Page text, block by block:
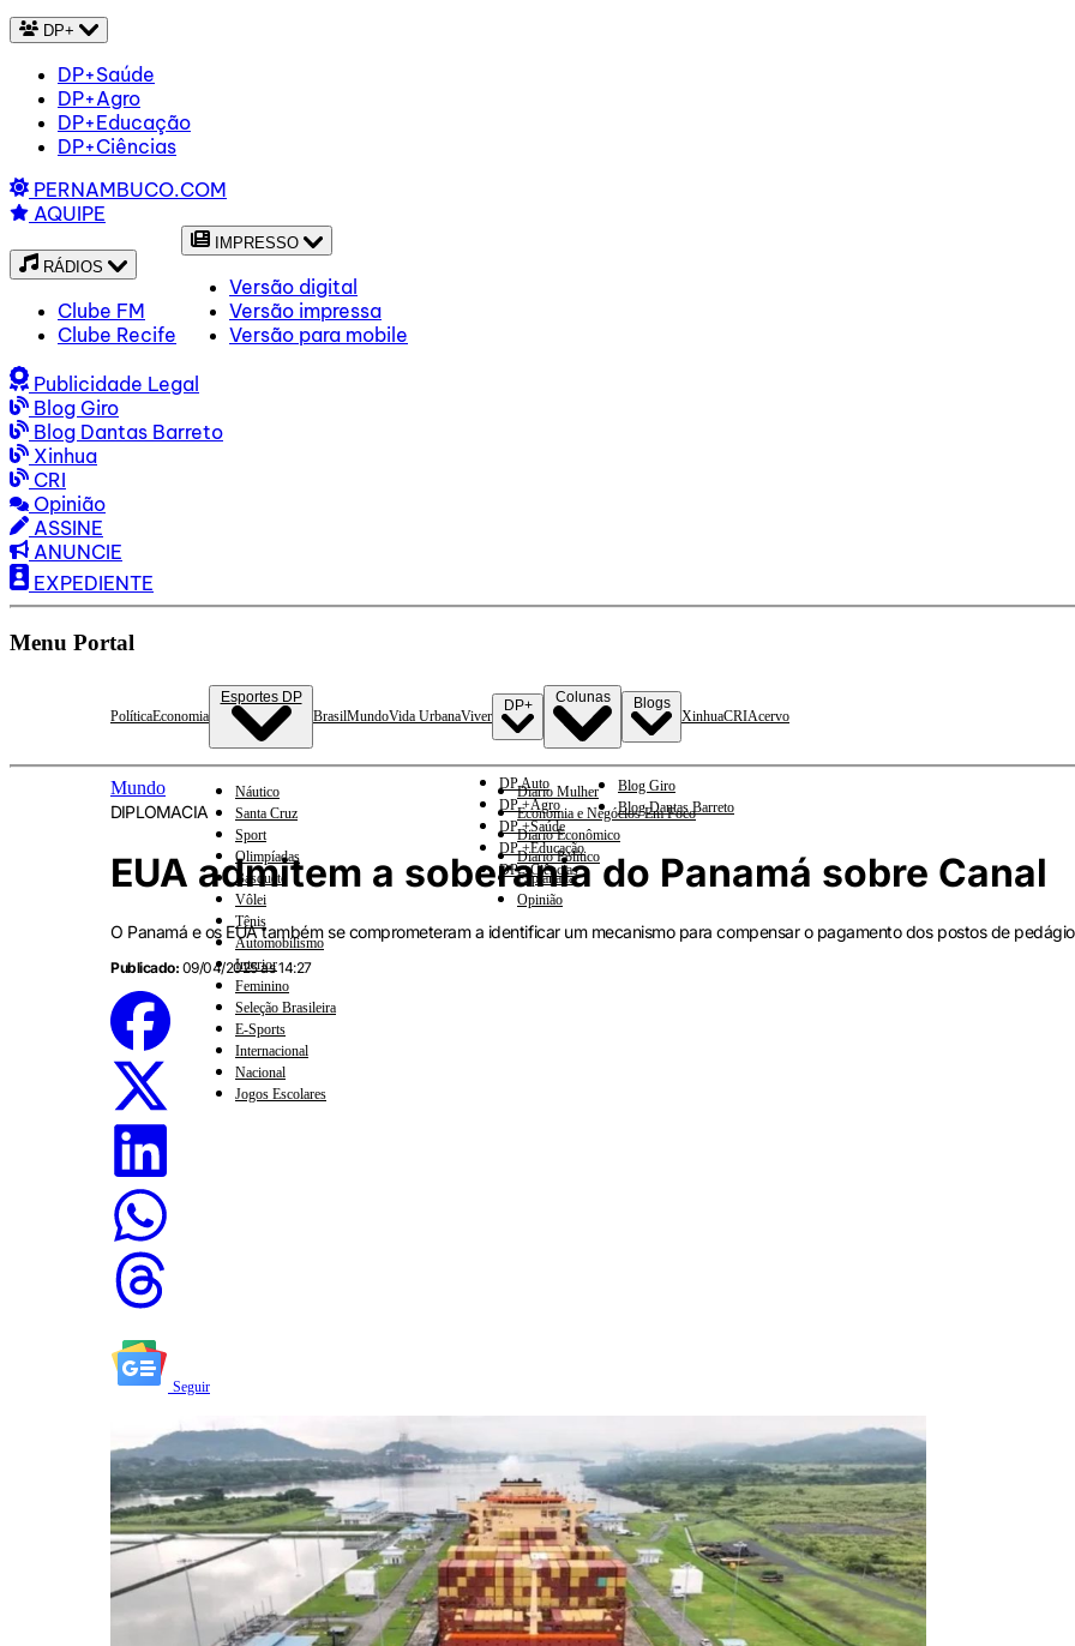
DP+
DP+Saúde
DP+Agro
DP+Educação
DP+Ciências
PERNAMBUCO.COM
AQUIPE
RÁDIOS
Clube FM
Clube Recife
IMPRESSO
Versão digital
Versão impressa
Versão para mobile
Publicidade Legal
Blog Giro
Blog Dantas Barreto
Xinhua
CRI
Opinião
ASSINE
ANUNCIE
EXPEDIENTE
Menu Portal
PolíticaEconomia
Esportes DP
Náutico
Santa Cruz
Sport
Olimpíadas
Basquete
Vôlei
Tênis
Automobilismo
Interior
Feminino
Seleção Brasileira
E-Sports
Internacional
Nacional
Jogos Escolares
BrasilMundoVida UrbanaViver
DP+
DP Auto
DP +Agro
DP +Saúde
DP +Educação
DP +Ciências
Colunas
Diario Mulher
Economia e Negócios Em Foco
Diario Econômico
Diario Político
Esplanada
Opinião
Blogs
Blog Giro
Blog Dantas Barreto
XinhuaCRIAcervo
Mundo
DIPLOMACIA
EUA admitem a soberania do Panamá sobre Canal
O Panamá e os EUA também se comprometeram a identificar um mecanismo para compensar o pagamento dos postos de
Publicado: 09/04/2025 às 14:27
Seguir